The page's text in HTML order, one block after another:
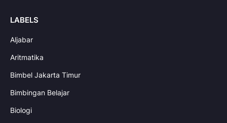
LABELS
Aljabar
Aritmatika
Bimbel Jakarta Timur
Bimbingan Belajar
Biologi